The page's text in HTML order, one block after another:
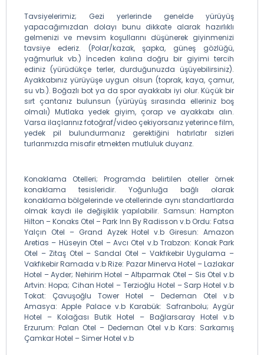
Tavsiyelerimiz; Gezi yerlerinde genelde yürüyüş
yapacağımızdan dolayı bunu dikkate alarak hazırlıklı
gelmenizi ve mevsim koşullarını düşünerek giyinmenizi
tavsiye ederiz. (Polar/kazak, şapka, güneş gözlüğü,
yağmurluk vb.) İnceden kalına doğru bir giyimi tercih
ediniz (yürüdükçe terler, durduğunuzda üşüyebilirsiniz).
Ayakkabınız yürüyüşe uygun olsun (toprak, kaya, çamur,
su vb.). Boğazlı bot ya da spor ayakkabı iyi olur. Küçük bir
sırt çantanız bulunsun (yürüyüş sırasında elleriniz boş
olmalı) Mutlaka yedek giyim, çorap ve ayakkabı alın.
Varsa ilaçlarınız fotoğraf/video çekiyorsanız yeterince film,
yedek pil bulundurmanız gerektiğini hatırlatır sizleri
turlarımızda misafir etmekten mutluluk duyarız.
Konaklama Otelleri; Programda belirtilen oteller örnek
konaklama tesisleridir. Yoğunluğa bağlı olarak
konaklama bölgelerinde ve otellerinde aynı standartlarda
olmak kaydı ile değişiklik yapılabilir. Samsun: Hampton
Hilton – Konaks Otel – Park Inn By Radisson v.b Ordu: Fatsa
Yalçın Otel – Grand Ayzek Hotel v.b Giresun: Amazon
Aretias – Hüseyin Otel – Avcı Otel v.b Trabzon: Konak Park
Otel – Zitaş Otel – Sandal Otel – Vakfıkebir Uygulama –
Vakfıkebir Ramada v.b Rize: Pazar Minerva Hotel – Lazlakar
Hotel – Ayder; Nehirim Hotel – Altıparmak Otel – Sis Otel v.b
Artvin: Hopa; Cihan Hotel – Terzioğlu Hotel – Sarp Hotel v.b
Tokat: Çavuşoğlu Tower Hotel – Dedeman Otel v.b
Amasya: Apple Palace v.b Karabük: Safranbolu; Aygür
Hotel – Kolağası Butik Hotel – Bağlarsaray Hotel v.b
Erzurum: Palan Otel – Dedeman Otel v.b Kars: Sarkamış
Çamkar Hotel – Simer Hotel v.b